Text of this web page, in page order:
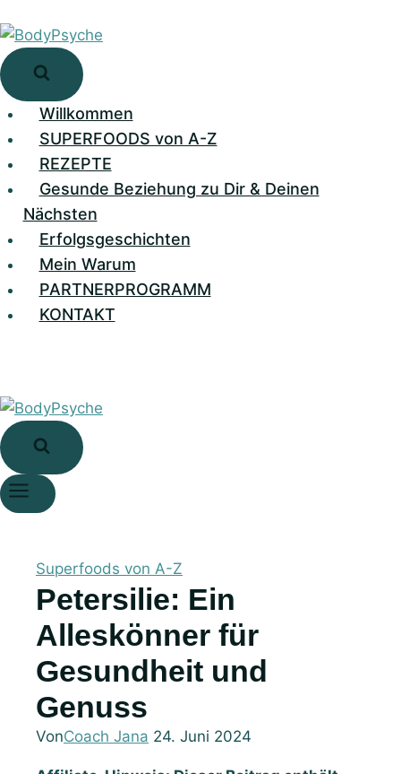
Inhalt
springen
Willkommen
SUPERFOODS von A-Z
REZEPTE
Gesunde Beziehung zu Dir & Deinen
Nächsten
Erfolgsgeschichten
Mein Warum
PARTNERPROGRAMM
KONTAKT
Superfoods von A-Z
Petersilie: Ein
Alleskönner für
Gesundheit und
Genuss
VonCoach Jana 24. Juni 2024